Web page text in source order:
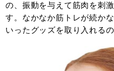
の、振動を与えて筋肉を刺
す。なかなか筋トレが続か
いったグッズを取り入れる